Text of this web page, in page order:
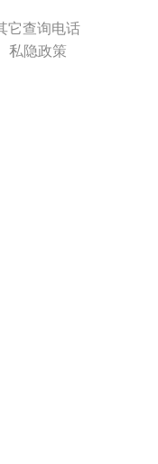
它查询电话
私隐政策